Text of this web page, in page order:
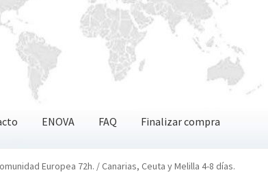
ENOVA FAQ Finalizar compra
compra
Europea 72h. / Canarias, Ceuta y Melilla 4-8 días.